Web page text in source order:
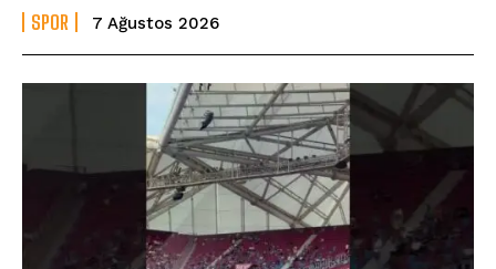
SPOR 7 Ağustos 2026